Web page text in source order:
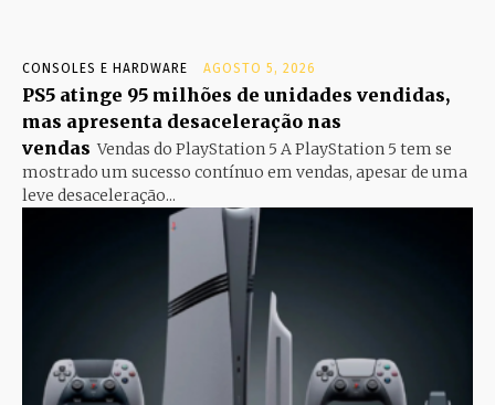
CONSOLES E HARDWARE AGOSTO 5, 2026
PS5 atinge 95 milhões de unidades vendidas,
mas apresenta desaceleração nas
vendas Vendas do PlayStation 5 A PlayStation 5 tem se
mostrado um sucesso contínuo em vendas, apesar de uma
leve desaceleração...